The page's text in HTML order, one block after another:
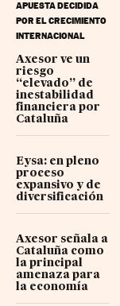
APUESTA DECIDIDA
POR EL CRECIMIENTO
INTERNACIONAL
Axesor ve un
riesgo
“elevado” de
inestabilidad
financiera por
Cataluña
Eysa: en pleno
proceso
expansivo y de
diversificación
Axesor señala a
Cataluña como
la principal
amenaza para
la economía